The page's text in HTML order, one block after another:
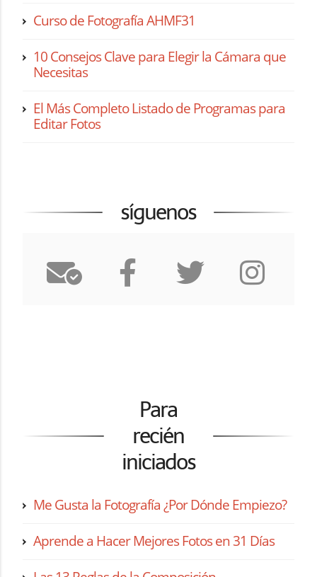
Curso de Fotografía AHMF31
10 Consejos Clave para Elegir la Cámara que
Necesitas
El Más Completo Listado de Programas para
Editar Fotos
síguenos
Para
recién
iniciados
Me Gusta la Fotografía ¿Por Dónde Empiezo?
Aprende a Hacer Mejores Fotos en 31 Días